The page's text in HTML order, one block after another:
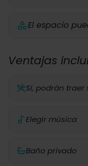
El espacio
Ventajas
Sí, podrán traer
Elegir música
Baño privado